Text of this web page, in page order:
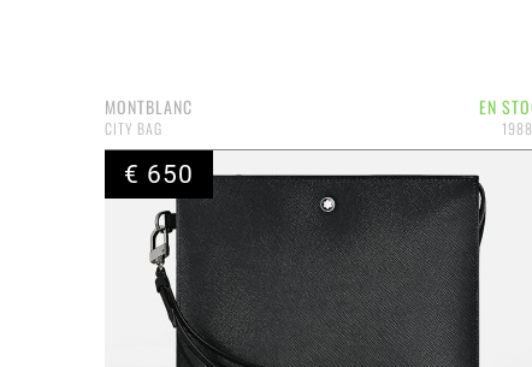
EN
MONTBLANC
CITY BAG
€ 650